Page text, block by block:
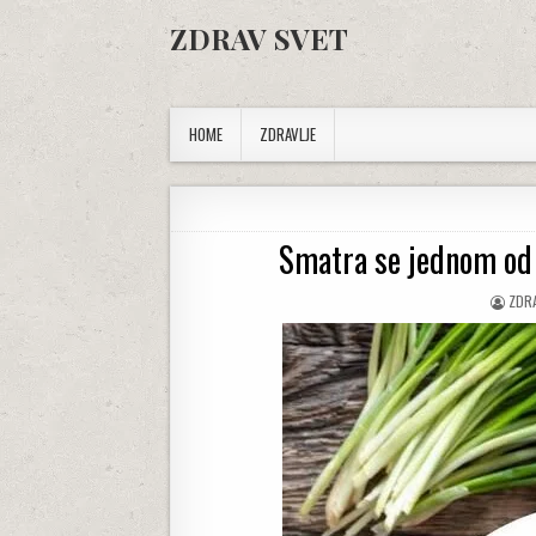
Skip to content
ZDRAV SVET
HOME ZDRAVLJE
Smatra se jednom